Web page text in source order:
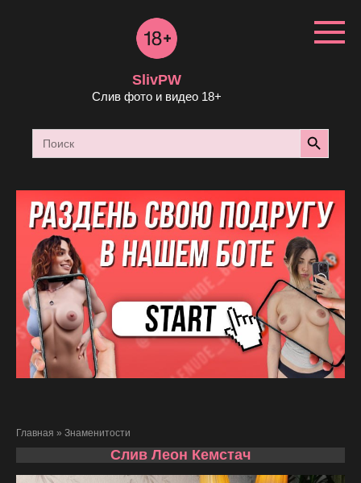
SlivPW
Слив фото и видео 18+
Search
for:
Search Button
Главная » Знаменитости
Слив Леон Кемстач